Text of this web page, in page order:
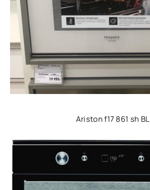
Ariston f17 861 sh BL